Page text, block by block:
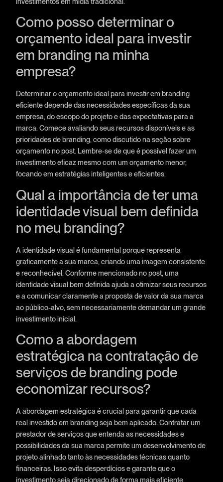
Como posso determinar o
orçamento ideal para investir
em branding na minha
empresa?
Determinar o orçamento ideal para investir em branding
eficiente depende das necessidades específicas da sua
empresa, do escopo do projeto e das expectativas para a
marca. Comece avaliando seus recursos disponíveis e as
prioridades de branding, como discutido na seção sobre
orçamento no post. Lembre-se de que é possível fazer um
investimento eficaz mesmo com um orçamento menor,
focando em estratégias inteligentes e eficientes.
Qual a importância de ter uma
identidade visual bem definida
no meu branding?
A identidade visual é fundamental porque representa
graficamente a sua marca, criando uma imagem consistente
e reconhecível. Conforme mencionado no post, uma
identidade visual bem definida ajuda a otimizar seus recursos
e a comunicar claramente a proposta de valor da sua marca
ao público-alvo, sem necessariamente demandar um grande
investimento inicial.
Como a abordagem
estratégica na contratação de
serviços de branding pode
economizar recursos?
A abordagem estratégica é crucial para garantir que cada
real investido em branding seja bem aplicado. Contratar um
prestador de serviços que entenda as necessidades e
possibilidades da sua marca permite um desenvolvimento de
projeto alinhado tanto às necessidades técnicas quanto
financeiras. Isso evita desperdícios e garante que o
investimento seja direcionado de forma mais eficiente.